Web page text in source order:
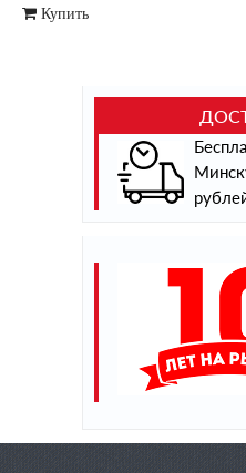
Купить